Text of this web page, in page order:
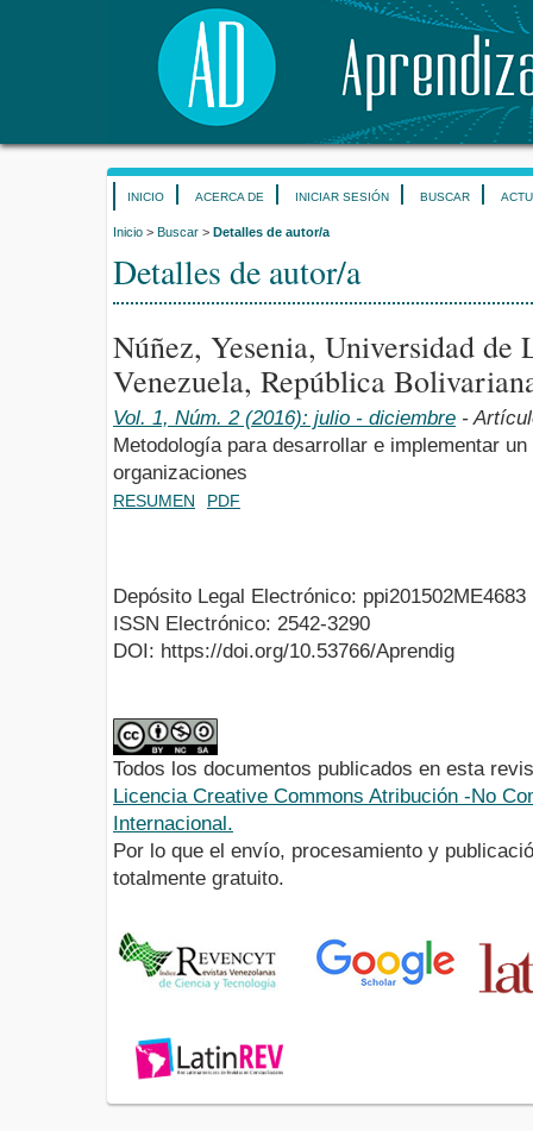
INICIO ACERCA DE INICIAR SESIÓN BUSCAR
Inicio > Buscar > Detalles de autor/a
Detalles de autor/a
Núñez, Yesenia, Universidad
Venezuela, República
Vol. 1, Núm. 2 (2016): julio - diciembre -
Metodología para desarrollar e implementar
organizaciones
RESUMEN PDF
Depósito Legal Electrónico: ppi201502ME4683
ISSN Electrónico: 2542-3290
DOI: https://doi.org/10.53766/Aprendig
Todos los documentos publicados en esta
Licencia Creative Commons Atribución -No
Internacional.
Por lo que el envío, procesamiento y
totalmente gratuito.